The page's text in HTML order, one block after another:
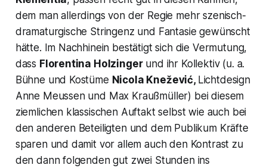
dem man allerdings von der Regie mehr szenisch-
dramaturgische Stringenz und Fantasie gewünscht
hätte. Im Nachhinein bestätigt sich die Vermutung,
dass Florentina Holzingerund ihr Kollektiv (u. a.
Bühne und Kostüme Nicola Knežević, Lichtdesign
Anne Meussen und Max Kraußmüller) bei diesem
ziemlichen klassischen Auftakt selbst wie auch bei
den anderen Beteiligten und dem Publikum Kräfte
sparen und damit vor allem auch den Kontrast zu
den dann folgenden gut zwei Stunden ins